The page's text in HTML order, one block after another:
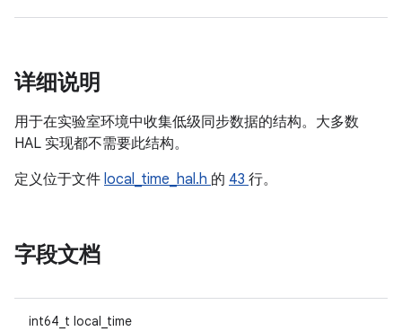
详细说明
用于在实验室环境中收集低级同步数据的结构。大多数
HAL 实现都不需要此结构。
定义位于文件 local_time_hal.h 的 43 行。
字段文档
int64_t local_time